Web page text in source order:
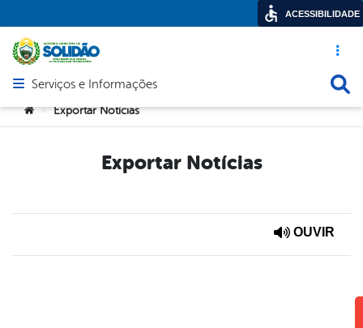
Acesso
Abrir menu principal de navegação
Serviços e Informações
Você está aqui:
> Exportar Notícias
Exportar Notícias
OUVIR
ACESSIBILIDADE